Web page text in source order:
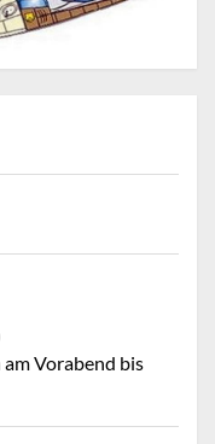
Vorabend bis